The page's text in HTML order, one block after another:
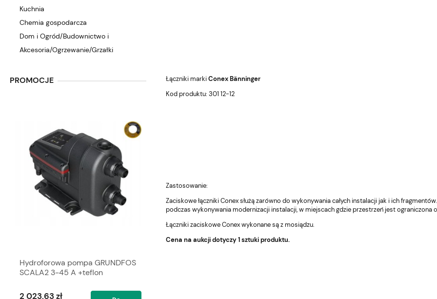
Kuchnia
Chemia gospodarcza
Dom i Ogród/Budownictwo i
Akcesoria/Ogrzewanie/Grzałki
PROMOCJE
Hydroforowa pompa GRUNDFOS
SCALA2 3-45 A +teflon
2 023,63 zł
Łączniki markiConex Bänninger
Kod produktu: 301 12-12
Zastosowanie:
Zaciskowe łączniki Conex służą zarówno do wykonywania całych instalacji jak i ich
podczas wykonywania modernizacji instalacji, w miejscach gdzie przestrzeń jest
Łączniki zaciskowe Conex wykonane są z mosiądzu.
Cena na aukcji dotyczy 1 sztuki produktu.